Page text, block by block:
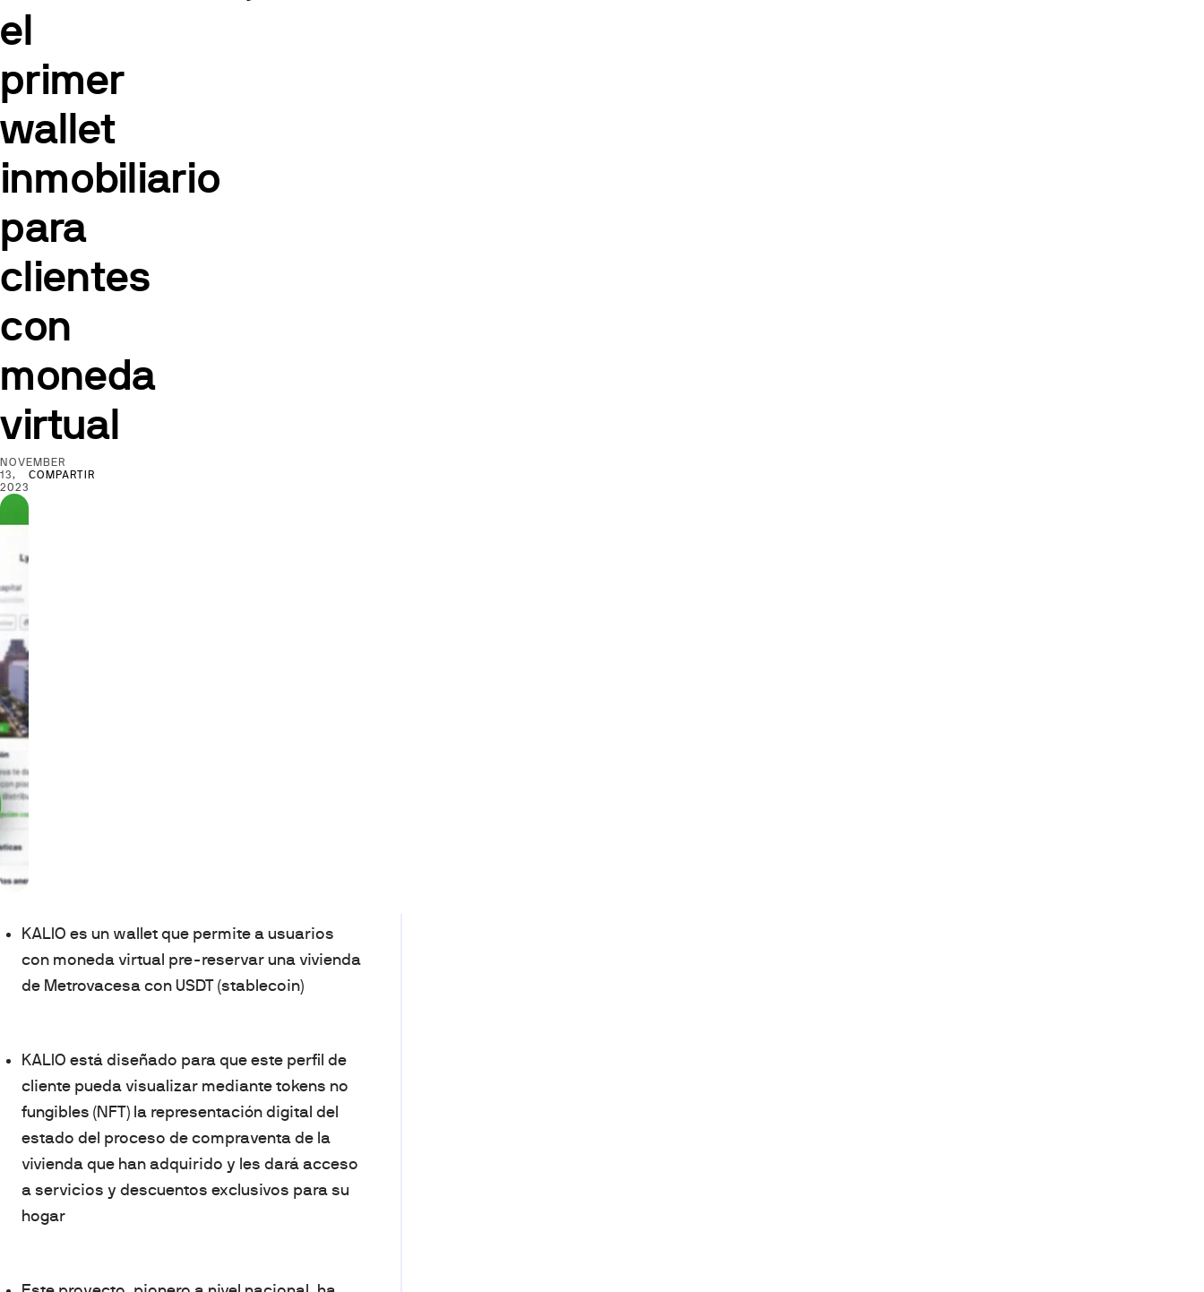
el
primer
wallet
inmobiliario
para
clientes
con
moneda
virtual
NOVEMBER
13,
2023
COMPARTIR
KALIO es un wallet que permite a usuarios
con moneda virtual pre-reservar una vivienda
de Metrovacesa con USDT (stablecoin)
KALIO está diseñado para que este perfil de
cliente pueda visualizar mediante tokens no
fungibles (NFT) la representación digital del
estado del proceso de compraventa de la
vivienda que han adquirido y les dará acceso
a servicios y descuentos exclusivos para su
hogar